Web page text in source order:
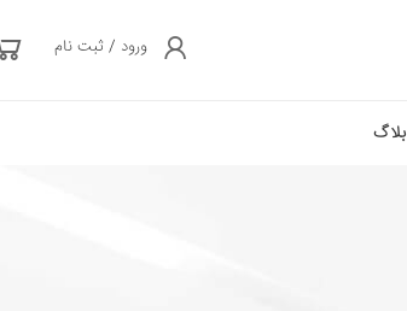
ورود / ثبت نام
بلاگ